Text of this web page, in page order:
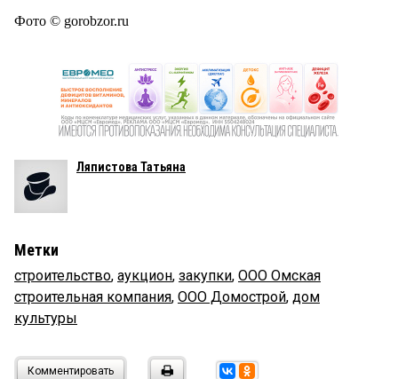
Фото © gorobzor.ru
Ляпистова Татьяна
Метки
строительство, аукцион, закупки, ООО Омская
строительная компания, ООО Домострой, дом
культуры
Комментировать